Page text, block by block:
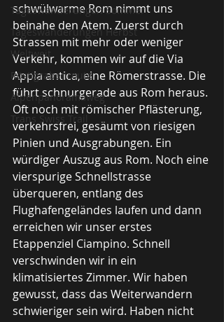
Tageswanderungen Sommer
Tageswanderungen Herbst
Weltweit
Röstigrabenroute
Alpenpanoramaweg
Trans Swiss Trail
schwülwarme Rom nimmt uns
beinahe den Atem. Zuerst durch
Strassen mit mehr oder weniger
Verkehr, kommen wir auf die Via
Appia antica, eine Römerstrasse. Die
führt schnurgerade aus Rom heraus.
Oft noch mit römischer Pflästerung,
verkehrsfrei, gesäumt von riesigen
Pinien und Ausgrabungen. Ein
würdiger Auszug aus Rom. Noch eine
vierspurige Schnellstrasse
überqueren, entlang des
Flughafengeländes laufen und dann
erreichen wir unser erstes
Etappenziel Ciampino. Schnell
verschwinden wir in ein
klimatisiertes Zimmer. Wir haben
gewusst, dass das Weiterwandern
schwieriger sein wird. Haben nicht